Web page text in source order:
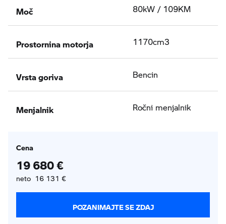
Moč 80kW / 109KM
Prostornina motorja 1170cm3
Vrsta goriva Bencin
Menjalnik Ročni menjalnik
Cena
19 680 €
neto 16 131 €
POZANIMAJTE SE ZDAJ